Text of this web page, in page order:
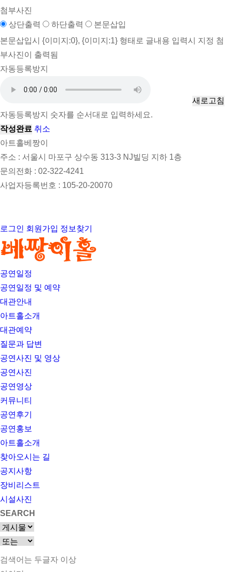
첨부사진
상단출력
하단출력
본문삽입
본문삽입시 {이미지:0}, {이미지:1} 형태로 글내용 입력시 지정 첨
부사진이 출력됨
자동등록방지
새로고침
자동등록방지 숫자를 순서대로 입력하세요.
작성완료 취소
아트홀베짱이
주소 : 서울시 마포구 상수동 313-3 NJ빌딩 지하 1층
문의전화 : 02-322-4241
사업자등록번호 : 105-20-20070
로그인 회원가입 정보찾기
공연일정
공연일정 및 예약
대관안내
아트홀소개
대관예약
질문과 답변
공연사진 및 영상
공연사진
공연영상
커뮤니티
공연후기
공연홍보
아트홀소개
찾아오시는 길
공지사항
장비리스트
시설사진
SEARCH